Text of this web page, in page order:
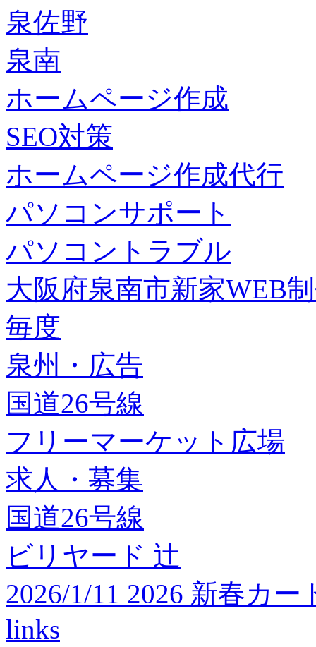
泉佐野
泉南
ホームページ作成
SEO対策
ホームページ作成代行
パソコンサポート
パソコントラブル
大阪府泉南市新家WEB
毎度
泉州・広告
国道26号線
フリーマーケット広場
求人・募集
国道26号線
ビリヤード 辻
2026/1/11 2026 新春カ
links